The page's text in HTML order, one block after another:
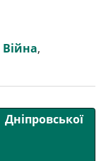
Війна,
Дніпровської